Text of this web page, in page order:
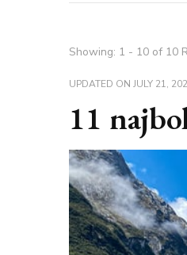
Showing: 1 - 10 of 10
UPDATED ONJULY 21,
11